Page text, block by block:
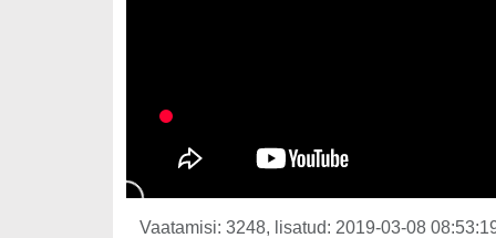
Vaatamisi: 3248, lisatud: 2019-03-08